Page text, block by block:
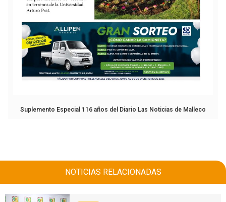
Suplemento Especial 116 años del Diario Las Noticias de Malleco
NOTICIAS RELACIONADAS